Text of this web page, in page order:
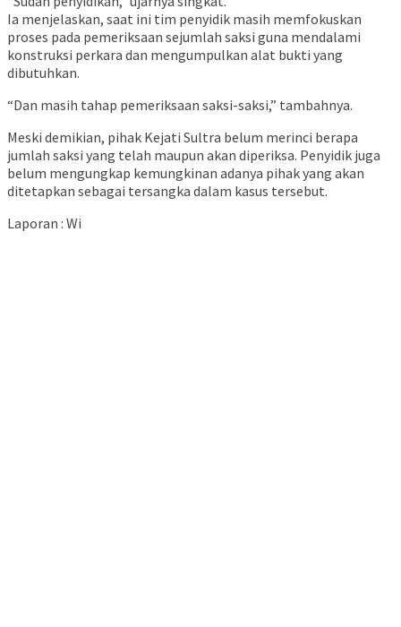
Ia menjelaskan, saat ini tim penyidik masih memfokuskan
proses pada pemeriksaan sejumlah saksi guna mendalami
konstruksi perkara dan mengumpulkan alat bukti yang
dibutuhkan.
“Dan masih tahap pemeriksaan saksi-saksi,” tambahnya.
Meski demikian, pihak Kejati Sultra belum merinci berapa
jumlah saksi yang telah maupun akan diperiksa. Penyidik juga
belum mengungkap kemungkinan adanya pihak yang akan
ditetapkan sebagai tersangka dalam kasus tersebut.
Laporan : Wi